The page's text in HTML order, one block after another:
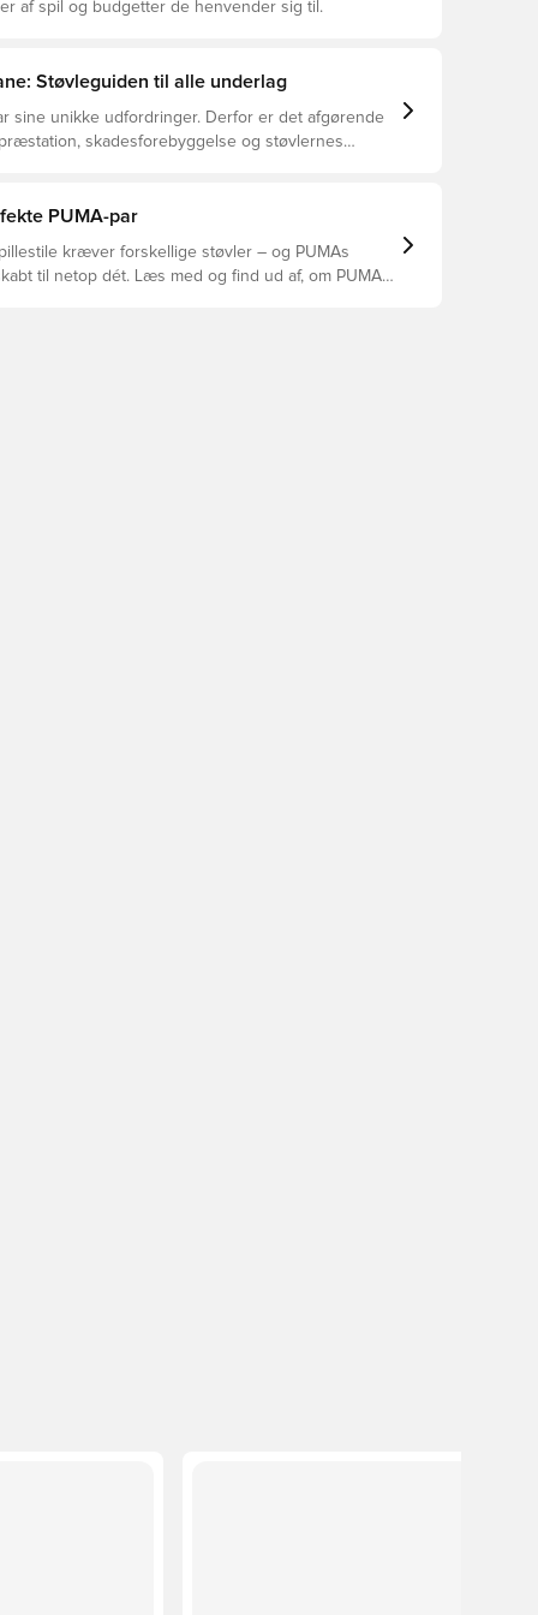
af spil og budgetter de henvender sig til.
Støvleguiden til alle underlag
sine unikke udfordringer. Derfor er det afgørende
skadesforebyggelse og støvlernes
underlag.
PUMA-par
kræver forskellige støvler – og PUMAs
til netop dét. Læs med og find ud af, om PUMA